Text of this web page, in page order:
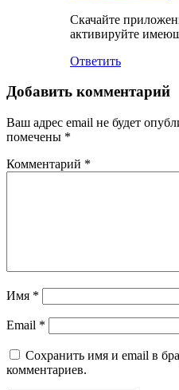
Скачайте
активируйте
Ответить
Добавить комментарий
Ваш адрес email не будет
помечены *
Комментарий *
Имя *
Email *
Сохранить имя и email в
комментариев.